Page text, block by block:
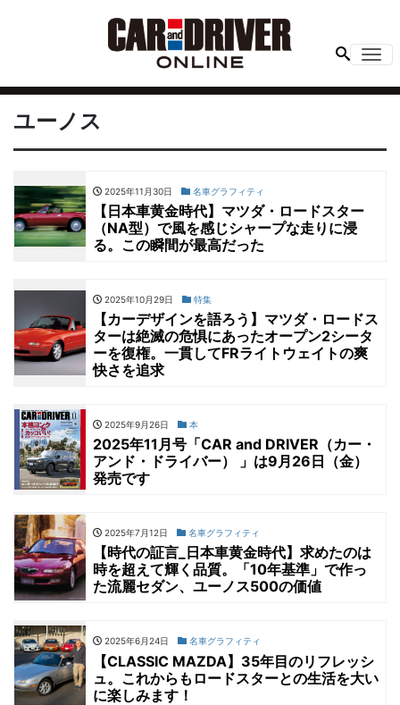
ユーノス
2025年11月30日 名車グラフィティ
【日本車黄金時代】マツダ・ロードスター
（NA型）で風を感じシャープな走りに浸
る。この瞬間が最高だった
2025年10月29日 特集
【カーデザインを語ろう】マツダ・ロードス
ターは絶滅の危惧にあったオープン2シータ
ーを復権。一貫してFRライトウェイトの爽
快さを追求
2025年9月26日 本
2025年11月号「CAR and DRIVER（カー・
アンド・ドライバー） 」は9月26日（金）
発売です
2025年7月12日 名車グラフィティ
【時代の証言_日本車黄金時代】求めたのは
時を超えて輝く品質。「10年基準」で作っ
た流麗セダン、ユーノス500の価値
2025年6月24日 名車グラフィティ
【CLASSIC MAZDA】35年目のリフレッシ
ュ。これからもロードスターとの生活を大い
に楽しみます！